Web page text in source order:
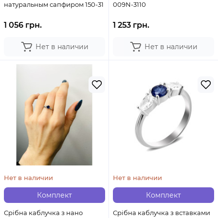
натуральным сапфиром 150-31
1 056 грн.
Нет в наличии
009N-3110
1 253 грн.
Нет в наличии
Комплект
Нет в наличии
Срібна каблучка з нано
Комплект
Нет в наличии
Срібна каблучка з вставками